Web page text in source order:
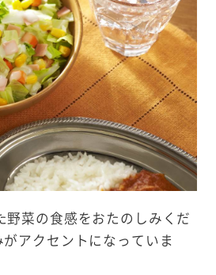
野菜の食感をおたのしみくだ
がアクセントになっていま